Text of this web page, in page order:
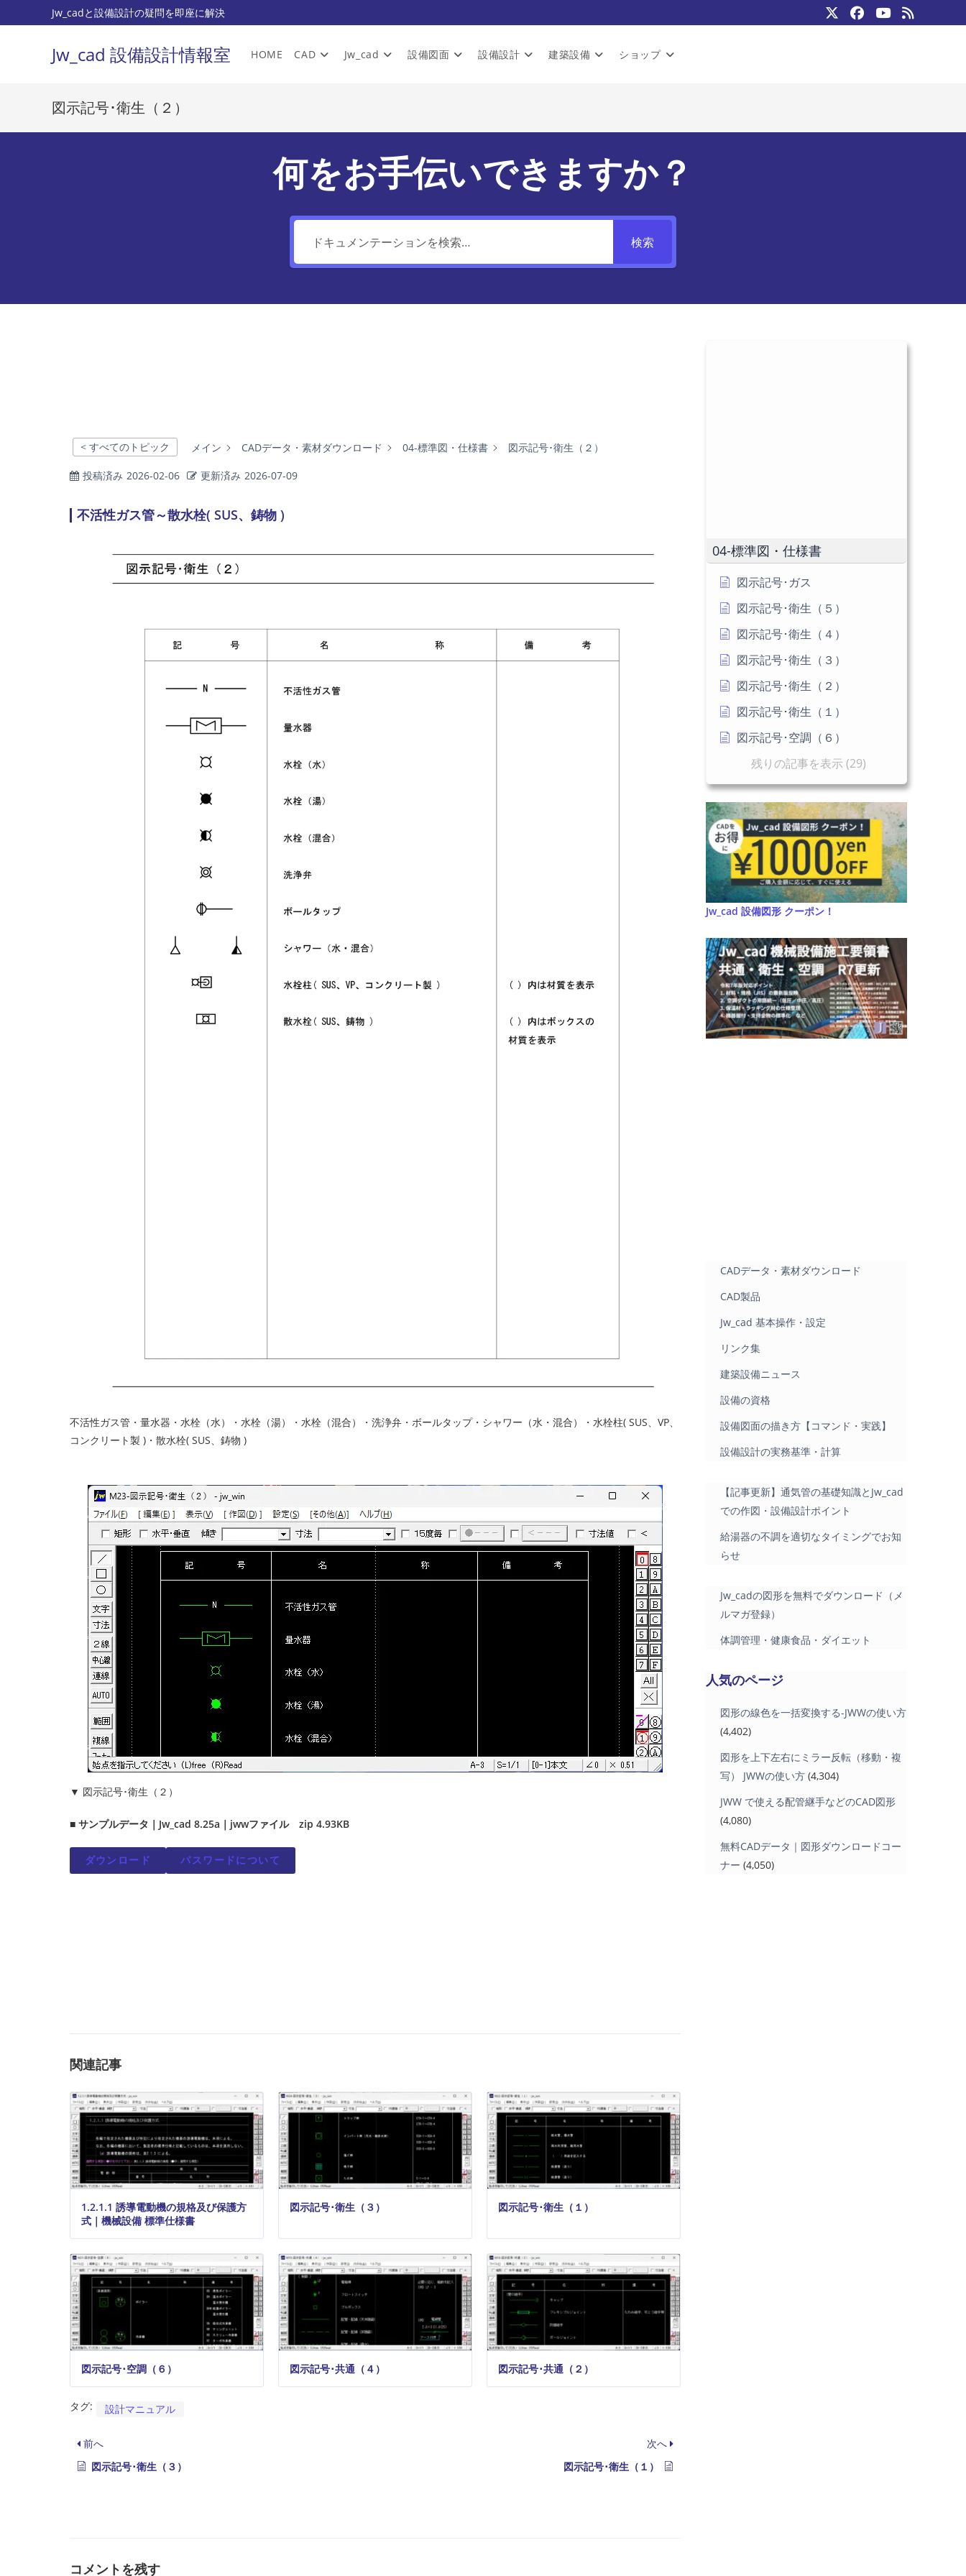
ン
キ
Jw_cadと設備設計の疑問を即座に解決
Jw_cad 設備設計情報室 HOME CAD Jw_cad 設備図面 設備設計 建築設備 ショップ
図示記号･衛生（２）
何をお手伝いできますか？
検索
< すべてのトピック メイン CADデータ・素材ダウンロード 04-標準図・仕様書 図示記号･衛生（２）
投稿済み 2026-02-06 更新済み 2026-07-09
不活性ガス管～散水栓( SUS、鋳物 )
不活性ガス管・量水器・水栓（水）・水栓（湯）・水栓（混合）・洗浄弁・ボールタップ・シャワー（水・混合）・水栓柱( SUS、VP、
コンクリート製 )・散水栓( SUS、鋳物 )
▼ 図示記号･衛生（２）
■ サンプルデータ｜Jw_cad 8.25a｜jwwファイル zip 4.93KB
ダウンロード パスワードについて
関連記事
1.2.1.1 誘導電動機の規格及び保護方
式｜機械設備 標準仕様書
図示記号･衛生（３） 図示記号･衛生（１）
図示記号･空調（６） 図示記号･共通（４） 図示記号･共通（２）
タグ: 設計マニュアル
前へ
図示記号･衛生（３）
次へ
図示記号･衛生（１）
コメントを残す
04-標準図・仕様書
図示記号･ガス
図示記号･衛生（５）
図示記号･衛生（４）
図示記号･衛生（３）
図示記号･衛生（２）
図示記号･衛生（１）
図示記号･空調（６）
残りの記事を表示 (29)
Jw_cad 設備図形 クーポン！
CADデータ・素材ダウンロード
CAD製品
Jw_cad 基本操作・設定
リンク集
建築設備ニュース
設備の資格
設備図面の描き方【コマンド・実践】
設備設計の実務基準・計算
【記事更新】通気管の基礎知識とJw_cad
での作図・設備設計ポイント
給湯器の不調を適切なタイミングでお知
らせ
Jw_cadの図形を無料でダウンロード（メ
ルマガ登録）
体調管理・健康食品・ダイエット
人気のページ
図形の線色を一括変換する-JWWの使い方
(4,402)
図形を上下左右にミラー反転（移動・複
写） JWWの使い方 (4,304)
JWW で使える配管継手などのCAD図形
(4,080)
無料CADデータ｜図形ダウンロードコー
ナー (4,050)